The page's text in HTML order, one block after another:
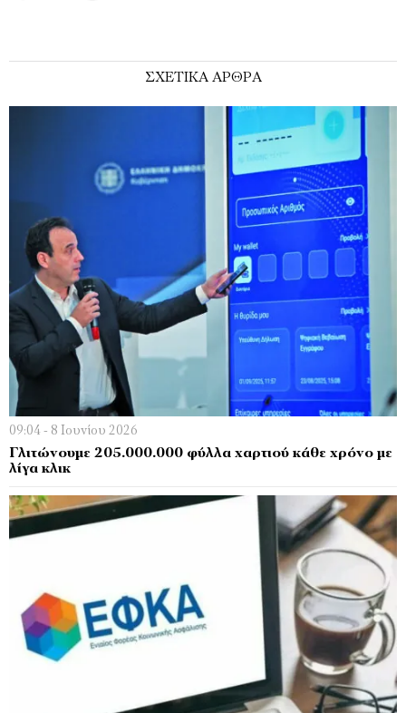
ΣΧΕΤΙΚΑ ΑΡΘΡΑ
09:04 - 8 Ιουνίου 2026
Γλιτώνουμε 205.000.000 φύλλα χαρτιού κάθε χρόνο με
λίγα κλικ